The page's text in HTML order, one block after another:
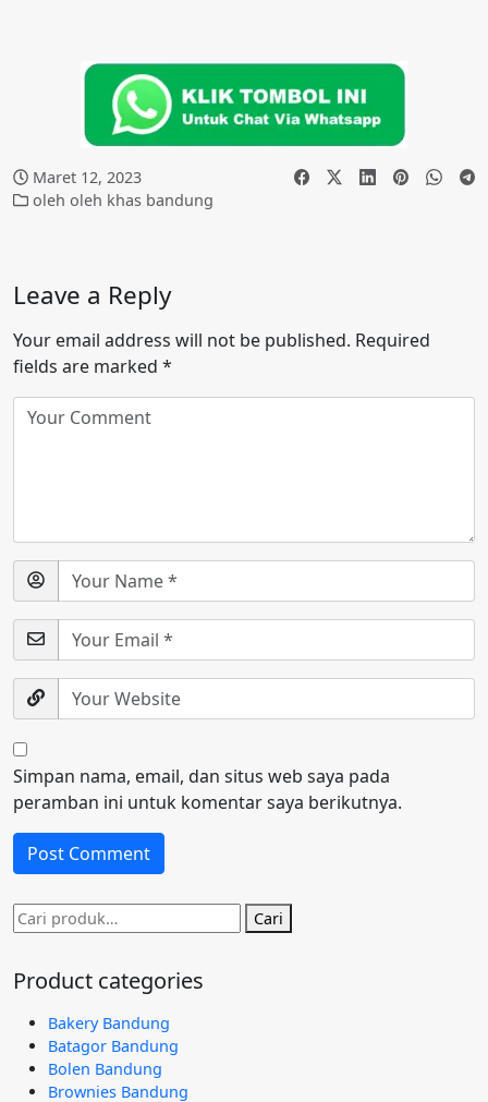
Maret 12, 2023
oleh oleh khas bandung
Leave a Reply
Your email address will not be published. Required
fields are marked *
Simpan nama, email, dan situs web saya pada
peramban ini untuk komentar saya berikutnya.
Pencarian
untuk:
Cari
Product categories
Bakery Bandung
Batagor Bandung
Bolen Bandung
Brownies Bandung